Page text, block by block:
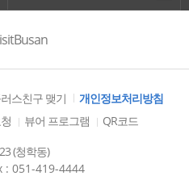
스친구 맺기
개인정보처리방침
뷰어 프로그램
QR코드
(청학동)
: 051-419-4444